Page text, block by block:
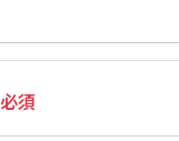
必須